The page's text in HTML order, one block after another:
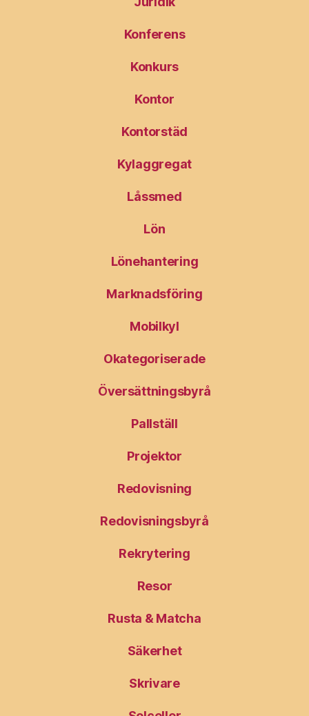
Konferens
Konkurs
Kontor
Kontorstäd
Kylaggregat
Låssmed
Lön
Lönehantering
Marknadsföring
Mobilkyl
Okategoriserade
Översättningsbyrå
Pallställ
Projektor
Redovisning
Redovisningsbyrå
Rekrytering
Resor
Rusta & Matcha
Säkerhet
Skrivare